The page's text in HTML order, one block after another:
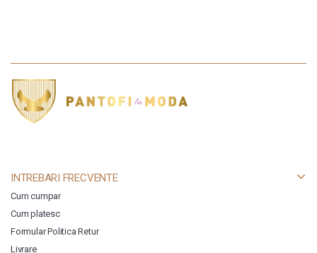
INTREBARI FRECVENTE
Cum cumpar
Cum platesc
Formular Politica Retur
Livrare